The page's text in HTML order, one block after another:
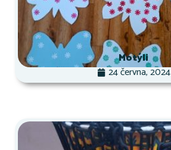
Motýli
24 června, 2024